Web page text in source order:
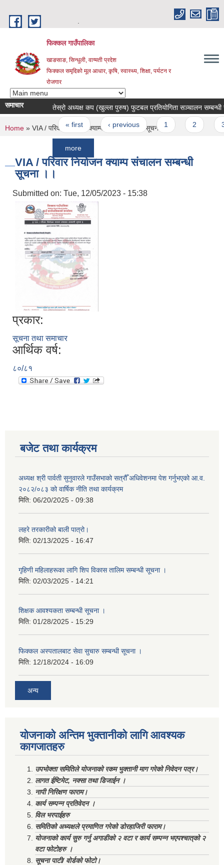
फिक्कल गाउँपालिका
खाङसाङ, सिन्धुली, वाग्मती प्रदेश
फिक्कल समृद्दिको मूल आधार, कृषि, स्वास्थ्य, शिक्षा, पर्यटन र
रोजगार
समाचार तेस्रो अध्यक्ष कप (खुल्ला पुरुष) फुटबल प्रतियोगिता सञ्चालन सम्बन्धी सूचना ।
Pages
« first ‹ previous 1
You are here
Home » VIA / परिवार नियोजन क्याम्प संचालन सम्बन्धी सूचना ।।
VIA / परिवार नियोजन क्याम्प संचालन सम्बन्धी
सूचना ।।
Submitted on: Tue, 12/05/2023 - 15:38
प्रकार:
सूचना तथा समाचार
आर्थिक वर्ष:
८०/८१
बजेट तथा कार्यक्रम
अध्यक्ष श्री पार्वती सुनुवारले गाउँसभाको सत्रौँ अधिवेशनमा पेश गर्नुभएको आ.व.
२०८२/०८३ को वार्षिक नीति तथा कार्यक्रम
मिति: 06/20/2025 - 09:38
लहरे तरकारीको बाली पात्रो।
मिति: 02/13/2025 - 16:47
गृहिणी महिलाहरूका लागि शिप विकास तालिम सम्बन्धी सूचना ‌।
मिति: 02/03/2025 - 14:21
शिक्षक आवश्यकता सम्बन्धी सूचना ।
मिति: 01/28/2025 - 15:29
फिक्कल अस्पतालबाट सेवा सुचारु सम्बन्धी सूचना ।
मिति: 12/18/2024 - 16:09
अन्य
योजनाको अन्तिम भुक्तानीको लागि आवश्यक
कागजातहरु
उपभोक्ता समितिले योजनाको रकम भुक्तानी माग गरेको निवेदन पत्र।
लागत ईष्टिमेट, नक्सा तथा डिजाईन ।
नापी निरिक्षण फाराम।
कार्य सम्पन्न प्रतिवेदन ।
विल भरपाईहरु
समितिको अध्यक्षले प्रमाणित गरेको डोरहाजिरी फाराम।
योजनाको कार्य सुरु गर्नु अगाडीको २ वटा र कार्य सम्पन्न भएपश्चात्‌को २
वटा फोटोहरु ।
सूचना पाटी/ वोर्डको फोटो।